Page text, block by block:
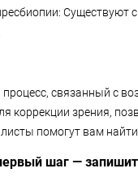
Существуют
связанный с
коррекции зрения,
помогут вам
шаг —